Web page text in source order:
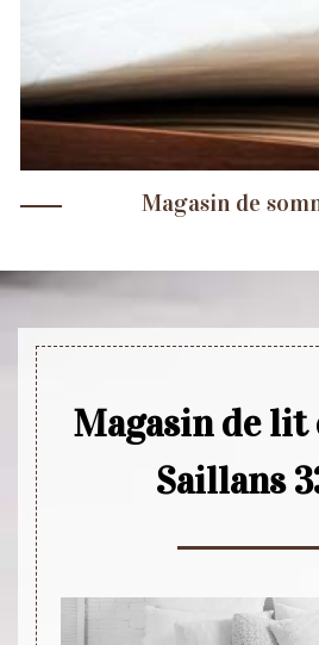
Magasin de
Magasin de
Saillans